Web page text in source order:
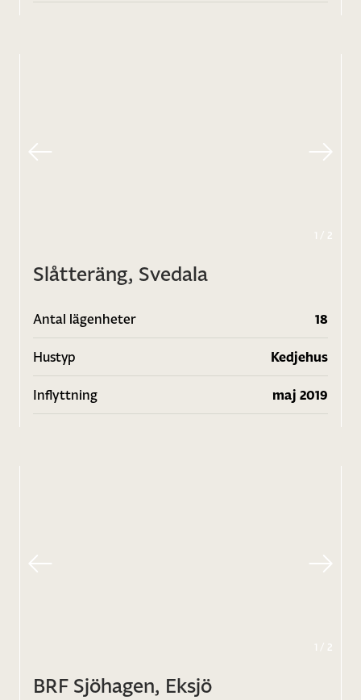
1 / 2
Slåtteräng, Svedala
Antal lägenheter 18
Hustyp Kedjehus
Inflyttning maj 2019
1 / 2
BRF Sjöhagen, Eksjö